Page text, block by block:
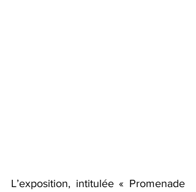
L’exposition, intitulée « Promenade